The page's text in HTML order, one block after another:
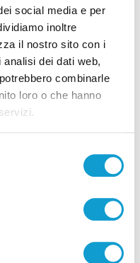
social media e per
inoltre
il nostro sito con i
dei dati web,
combinarle
loro o che hanno